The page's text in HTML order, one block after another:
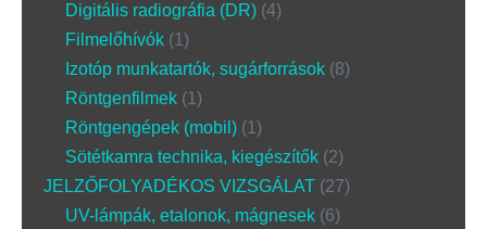
Digitális radiográfia (DR) 4
Filmelőhívók 1
Izotóp munkatartók, sugárforrások 8
Röntgenfilmek 1
Röntgengépek (mobil) 1
Sötétkamra technika, kiegészítők 2
JELZŐFOLYADÉKOS VIZSGÁLAT 27
UV-lámpák, etalonok, mágnesek 6